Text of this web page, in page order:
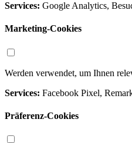
Services: Google Analytics,
Marketing-Cookies
Werden verwendet, um Ihnen
Services: Facebook Pixel,
Präferenz-Cookies